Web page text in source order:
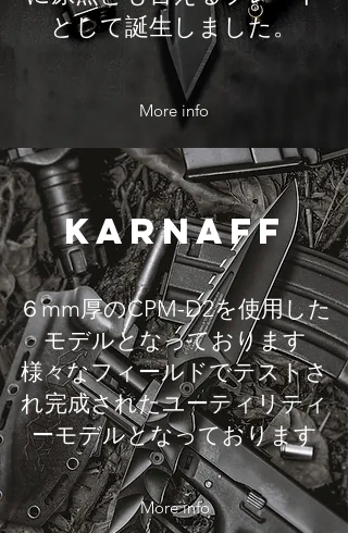
として誕生しました。
More info
KARNAFF
​６mm厚のCPM-D2を使用した
モデルとなっております
様々なフィールドでテストさ
れ完成されたユーティリティ
ーモデルとなっております
More info